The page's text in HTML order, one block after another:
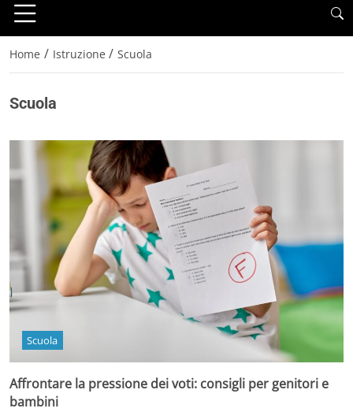
Home / Istruzione / Scuola
Scuola
Scuola
Affrontare la pressione dei voti: consigli per genitori e
bambini